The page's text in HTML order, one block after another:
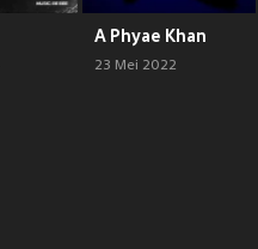
A Phyae Khan
23 Mei 2022